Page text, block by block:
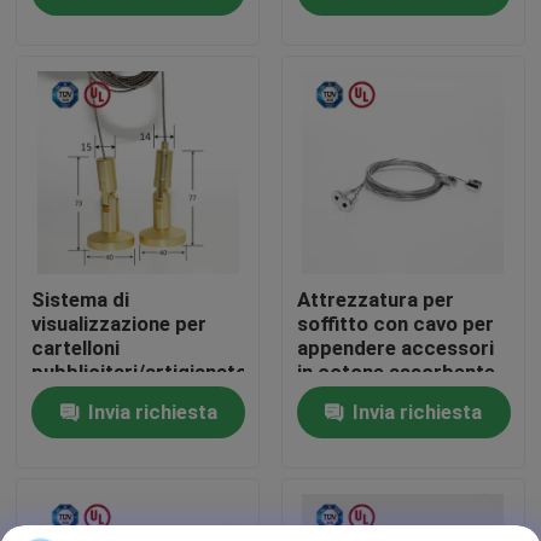
Circa noi
Giro della fabbrica
Controllo di qualità
Contattici
Richieda una citazione
Pinze di presa del cavetto registrabile
Sistema di
visualizzazione per
cartelloni
pubblicitari/artigianato
Invia richiesta
Attrezzatura per
soffitto con cavo per
appendere accessori
in cotone assorbente
del suono
Invia richiesta